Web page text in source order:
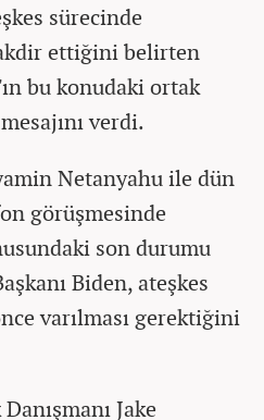
sürecinde
ettiğini belirten
bu konudaki ortak
verdi.
Netanyahu ile dün
görüşmesinde
son durumu
Biden, ateşkes
varılması gerektiğini
Jake